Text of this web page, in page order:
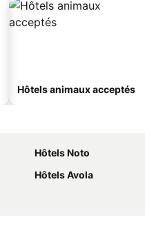
Hôtels animaux acceptés
Hôtels Noto
Hôtels Avola